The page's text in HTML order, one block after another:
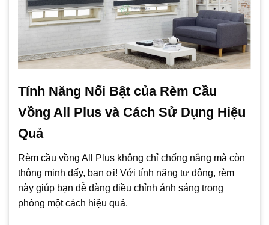
Tính Năng Nổi Bật của Rèm Cầu
Vồng All Plus và Cách Sử Dụng Hiệu
Quả
Rèm cầu vồng All Plus không chỉ chống nắng mà còn
thông minh đấy, bạn ơi! Với tính năng tự động, rèm
này giúp bạn dễ dàng điều chỉnh ánh sáng trong
phòng một cách hiệu quả.